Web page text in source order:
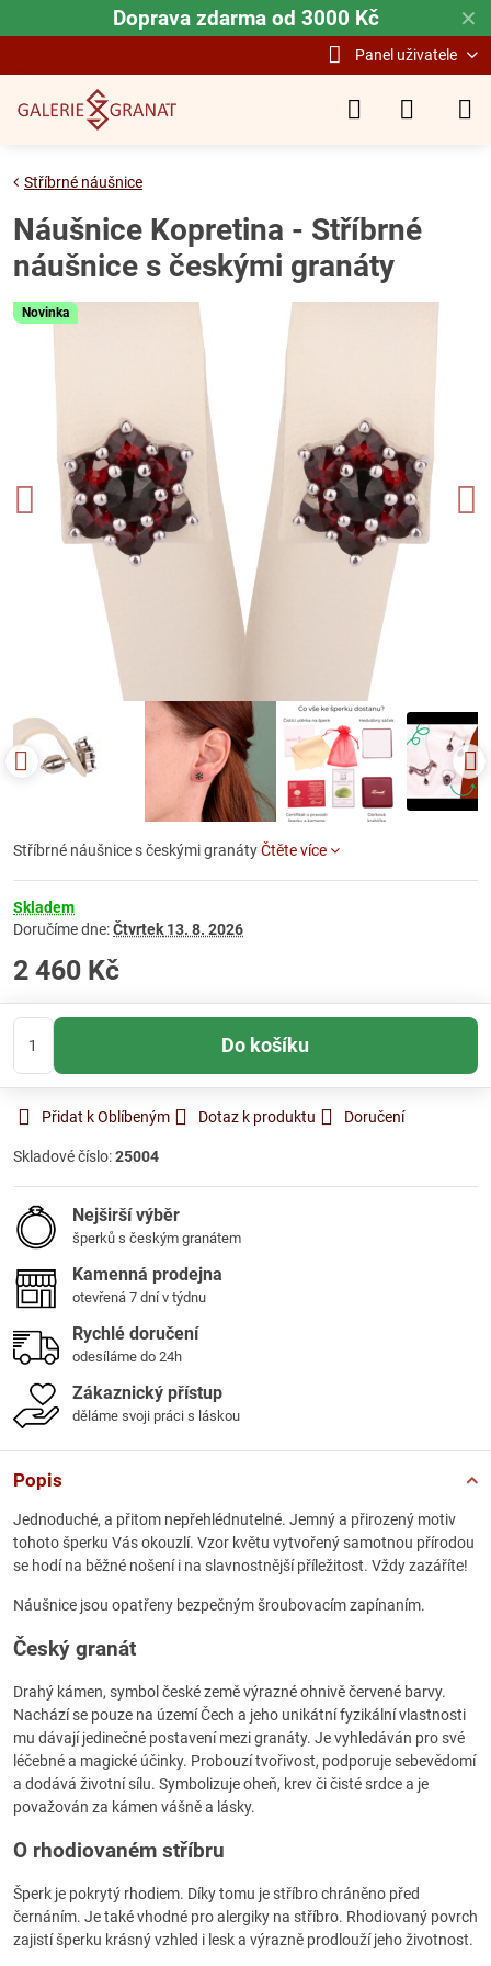
✕
Doprava zdarma od 3000 Kč
Panel uživatele
Novinka
Stříbrné náušnice
Náušnice Kopretina - Stříbrné
náušnice s českými granáty
Stříbrné náušnice s českými granátyČtěte více
Skladem
Doručíme dne:Čtvrtek 13. 8. 2026
2 460 Kč
Do košíku
Přidat k Oblíbeným Dotaz k produktu Doručení
Skladové číslo:25004
Nejširší výběr
šperků s českým granátem
Kamenná prodejna
otevřená 7 dní v týdnu
Rychlé doručení
odesíláme do 24h
Zákaznický přístup
děláme svoji práci s láskou
Popis
Jednoduché, a přitom nepřehlédnutelné. Jemný a přirozený motiv
tohoto šperku Vás okouzlí. Vzor květu vytvořený samotnou přírodou
se hodí na běžné nošení i na slavnostnější příležitost. Vždy zazáříte!
Náušnice jsou opatřeny bezpečným šroubovacím zapínaním.
Český granát
Drahý kámen, symbol české země výrazné ohnivě červené barvy.
Nachází se pouze na území Čech a jeho unikátní fyzikální vlastnosti
mu dávají jedinečné postavení mezi granáty. Je vyhledáván pro své
léčebné a magické účinky. Probouzí tvořivost, podporuje sebevědomí
a dodává životní sílu. Symbolizuje oheň, krev či čisté srdce a je
považován za kámen vášně a lásky.
O rhodiovaném stříbru
Šperk je pokrytý rhodiem. Díky tomu je stříbro chráněno před
černáním. Je také vhodné pro alergiky na stříbro. Rhodiovaný povrch
zajistí šperku krásný vzhled i lesk a výrazně prodlouží jeho životnost.